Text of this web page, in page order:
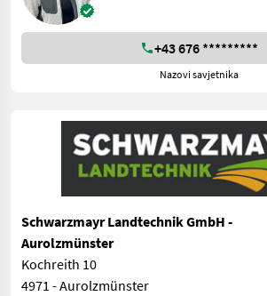
+43 676 *********
Nazovi savjetnika
Schwarzmayr Landtechnik GmbH -
Aurolzmünster
Kochreith 10
4971 - Aurolzmünster